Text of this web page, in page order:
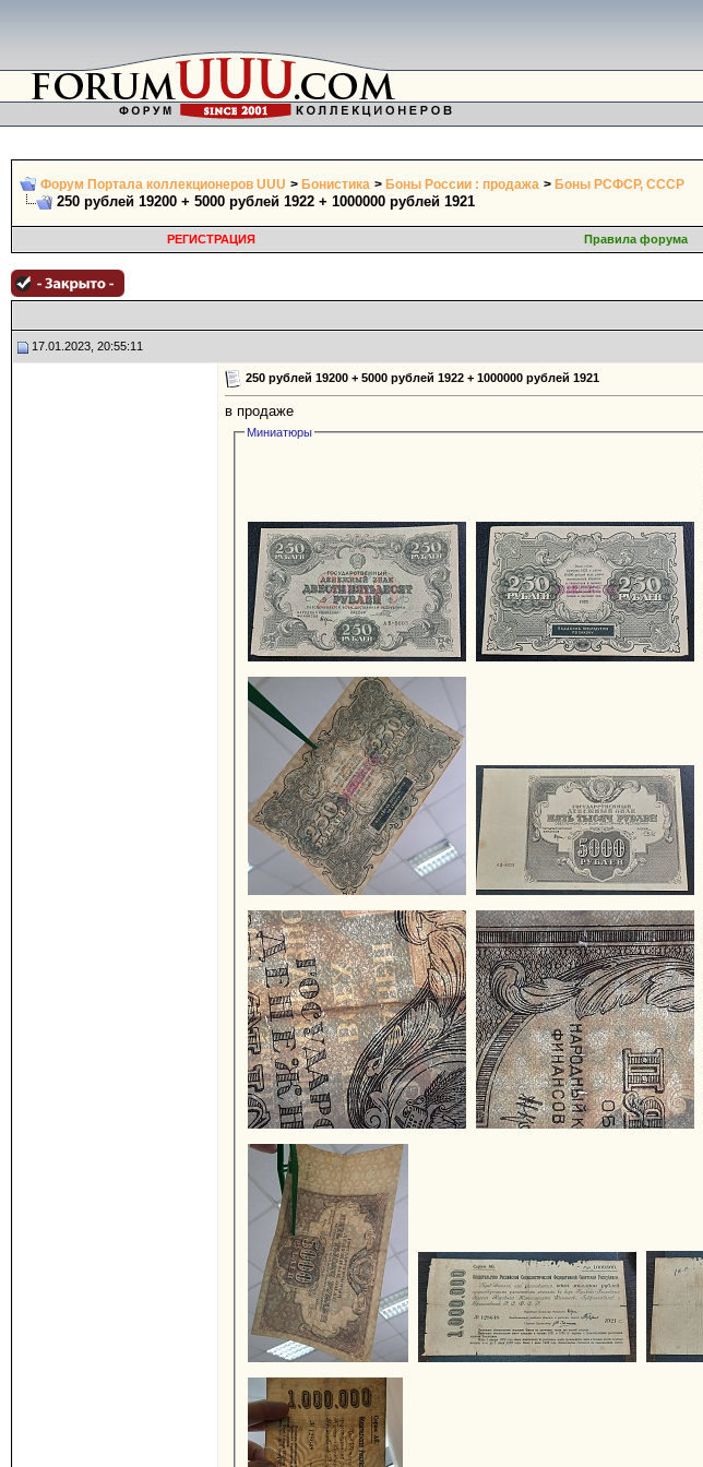
Форум Портала коллекционеров UUU > Бонистика > Боны России : продажа > Боны РСФСР, СССР
250 рублей 19200 + 5000 рублей 1922 + 1000000 рублей 1921
РЕГИСТРАЦИЯ
Правила форума
17.01.2023, 20:55:11
250 рублей 19200 + 5000 рублей 1922 + 1000000 рублей 1921
в продаже
Миниатюры